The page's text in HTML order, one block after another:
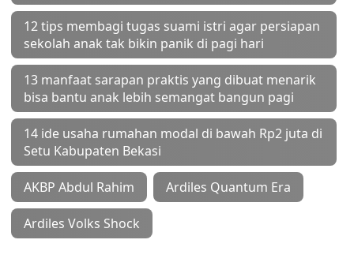
12 tips membagi tugas suami istri agar persiapan
sekolah anak tak bikin panik di pagi hari
13 manfaat sarapan praktis yang dibuat menarik
bisa bantu anak lebih semangat bangun pagi
14 ide usaha rumahan modal di bawah Rp2 juta di
Setu Kabupaten Bekasi
AKBP Abdul Rahim Ardiles Quantum Era
Ardiles Volks Shock